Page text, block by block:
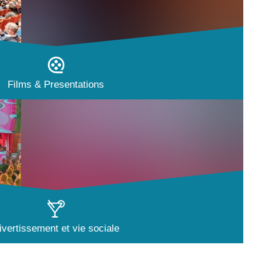
Films & Presentations
et vie sociale